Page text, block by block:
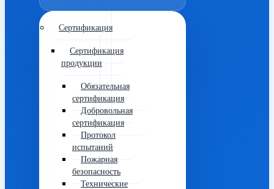
Сертификация
Сертификация
продукции
Обязательная
сертификация
Добровольная
сертификация
Протокол
испытаний
Пожарная
безопасность
Технические